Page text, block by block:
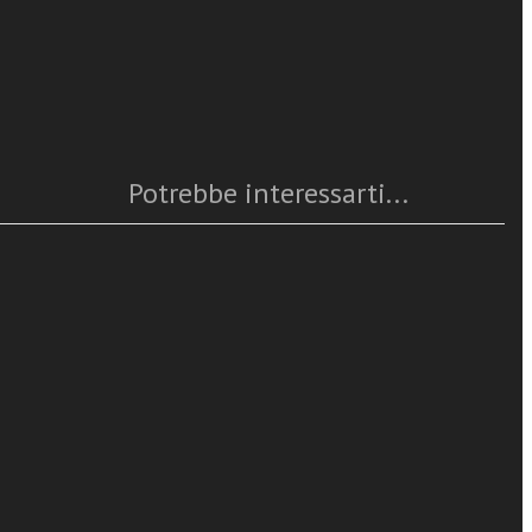
Potrebbe interessarti...